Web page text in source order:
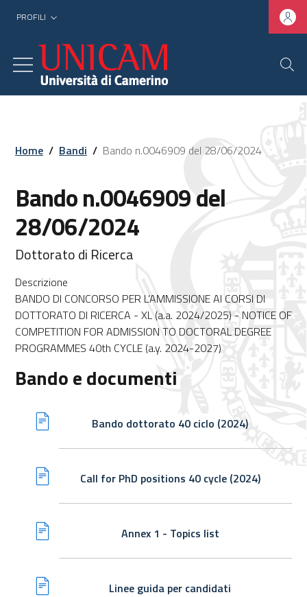
PROFILI
Home / Bandi / Bando n.0046909 del 28/06/2024
Bando n.0046909 del
28/06/2024
Dottorato di Ricerca
Descrizione
BANDO DI CONCORSO PER L’AMMISSIONE AI CORSI DI
DOTTORATO DI RICERCA - XL (a.a. 2024/2025) - NOTICE OF
COMPETITION FOR ADMISSION TO DOCTORAL DEGREE
PROGRAMMES 40th CYCLE (a.y. 2024-2027)
Bando e documenti
Bando dottorato 40 ciclo (2024)
Call for PhD positions 40 cycle (2024)
Annex 1 - Topics list
Linee guida per candidati